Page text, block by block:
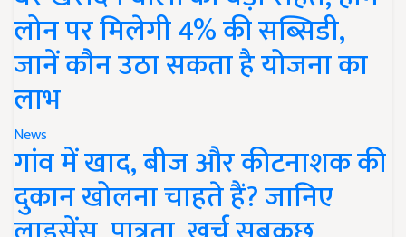
लोन पर मिलेगी 4% की सब्सिडी,
जानें कौन उठा सकता है योजना का
लाभ
News
गांव में खाद, बीज और कीटनाशक की
दुकान खोलना चाहते हैं? जानिए